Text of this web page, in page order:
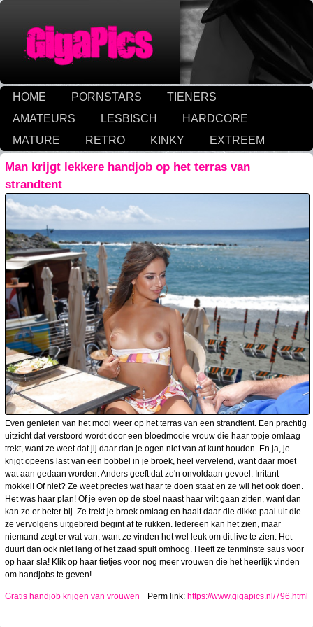
HOME PORNSTARS
TIENERS
AMATEURS
LESBISCH
HARDCORE
MATURE
RETRO KINKY EXTREEM
Man krijgt lekkere handjob op het terras van
strandtent
Even genieten van het mooi weer op het terras van een strandtent. Een prachtig
uitzicht dat verstoord wordt door een bloedmooie vrouw die haar topje omlaag
trekt, want ze weet dat jij daar dan je ogen niet van af kunt houden. En ja, je
krijgt opeens last van een bobbel in je broek, heel vervelend, want daar moet
wat aan gedaan worden. Anders geeft dat zo'n onvoldaan gevoel. Irritant
mokkel! Of niet? Ze weet precies wat haar te doen staat en ze wil het ook doen.
Het was haar plan! Of je even op de stoel naast haar wilt gaan zitten, want dan
kan ze er beter bij. Ze trekt je broek omlaag en haalt daar die dikke paal uit die
ze vervolgens uitgebreid begint af te rukken. Iedereen kan het zien, maar
niemand zegt er wat van, want ze vinden het wel leuk om dit live te zien. Het
duurt dan ook niet lang of het zaad spuit omhoog. Heeft ze tenminste saus voor
op haar sla! Klik op haar tietjes voor nog meer vrouwen die het heerlijk vinden
om handjobs te geven!
Gratis handjob krijgen van vrouwen Perm link: https://www.gigapics.nl/796.html